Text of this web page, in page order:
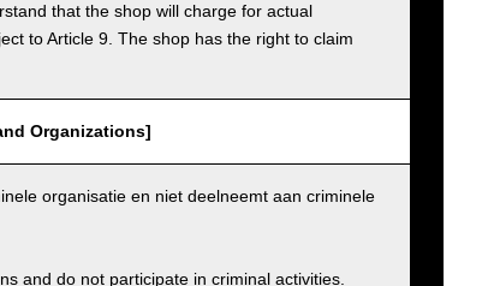
that the shop will charge for actual
to Article 9. The shop has the right to claim
Organizations]
organisatie en niet deelneemt aan criminele
and do not participate in criminal activities.